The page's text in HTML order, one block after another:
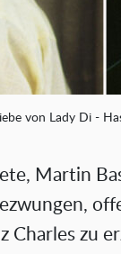
von Lady Di -
Martin
Charles zu